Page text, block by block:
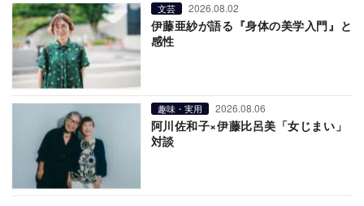
文芸 2026.08.02
伊藤亜紗が語る『身体の美学入門』と
感性
趣味・実用 2026.08.06
阿川佐和子×伊藤比呂美「女じまい」
対談